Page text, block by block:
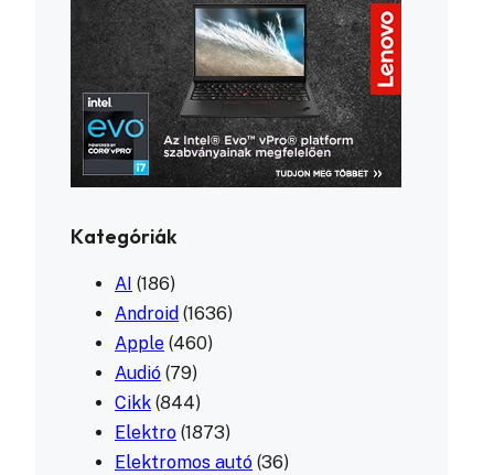
Kategóriák
AI (186)
Android (1636)
Apple (460)
Audió (79)
Cikk (844)
Elektro (1873)
Elektromos autó (36)